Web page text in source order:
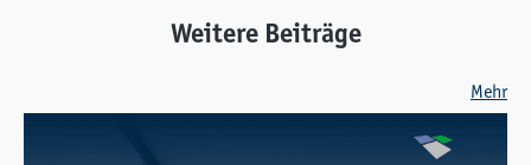
Weitere Beiträge
Mehr